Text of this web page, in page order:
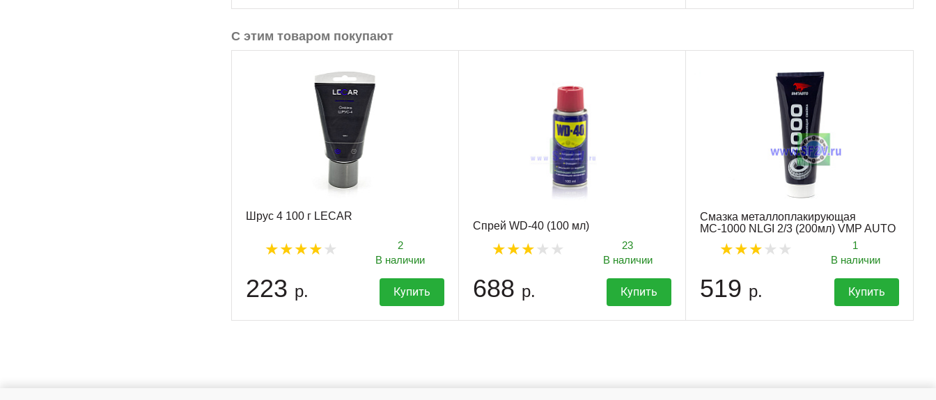
С этим товаром покупают
Шрус 4 100 г LECAR
2
В наличии
223 р. Купить
Спрей WD-40 (100 мл)
23
В наличии
688 р. Купить
Смазка металлоплакирующая
МС-1000 NLGI 2/3 (200мл) VMP AUTO
1
В наличии
519 р. Купить